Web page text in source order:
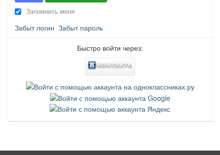
Запомнить меня
Забыт логин Забыт пароль
Быстро войти через: